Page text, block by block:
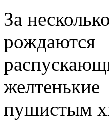
За
пушистым